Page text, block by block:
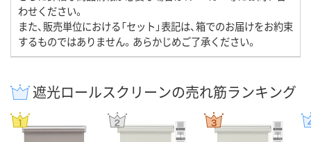
わせください。
また、販売単位における「セット」表記は、箱でのお届けをお約束
するものではありません。あらかじめご了承ください。
遮光ロールスクリーンの売れ筋ランキング